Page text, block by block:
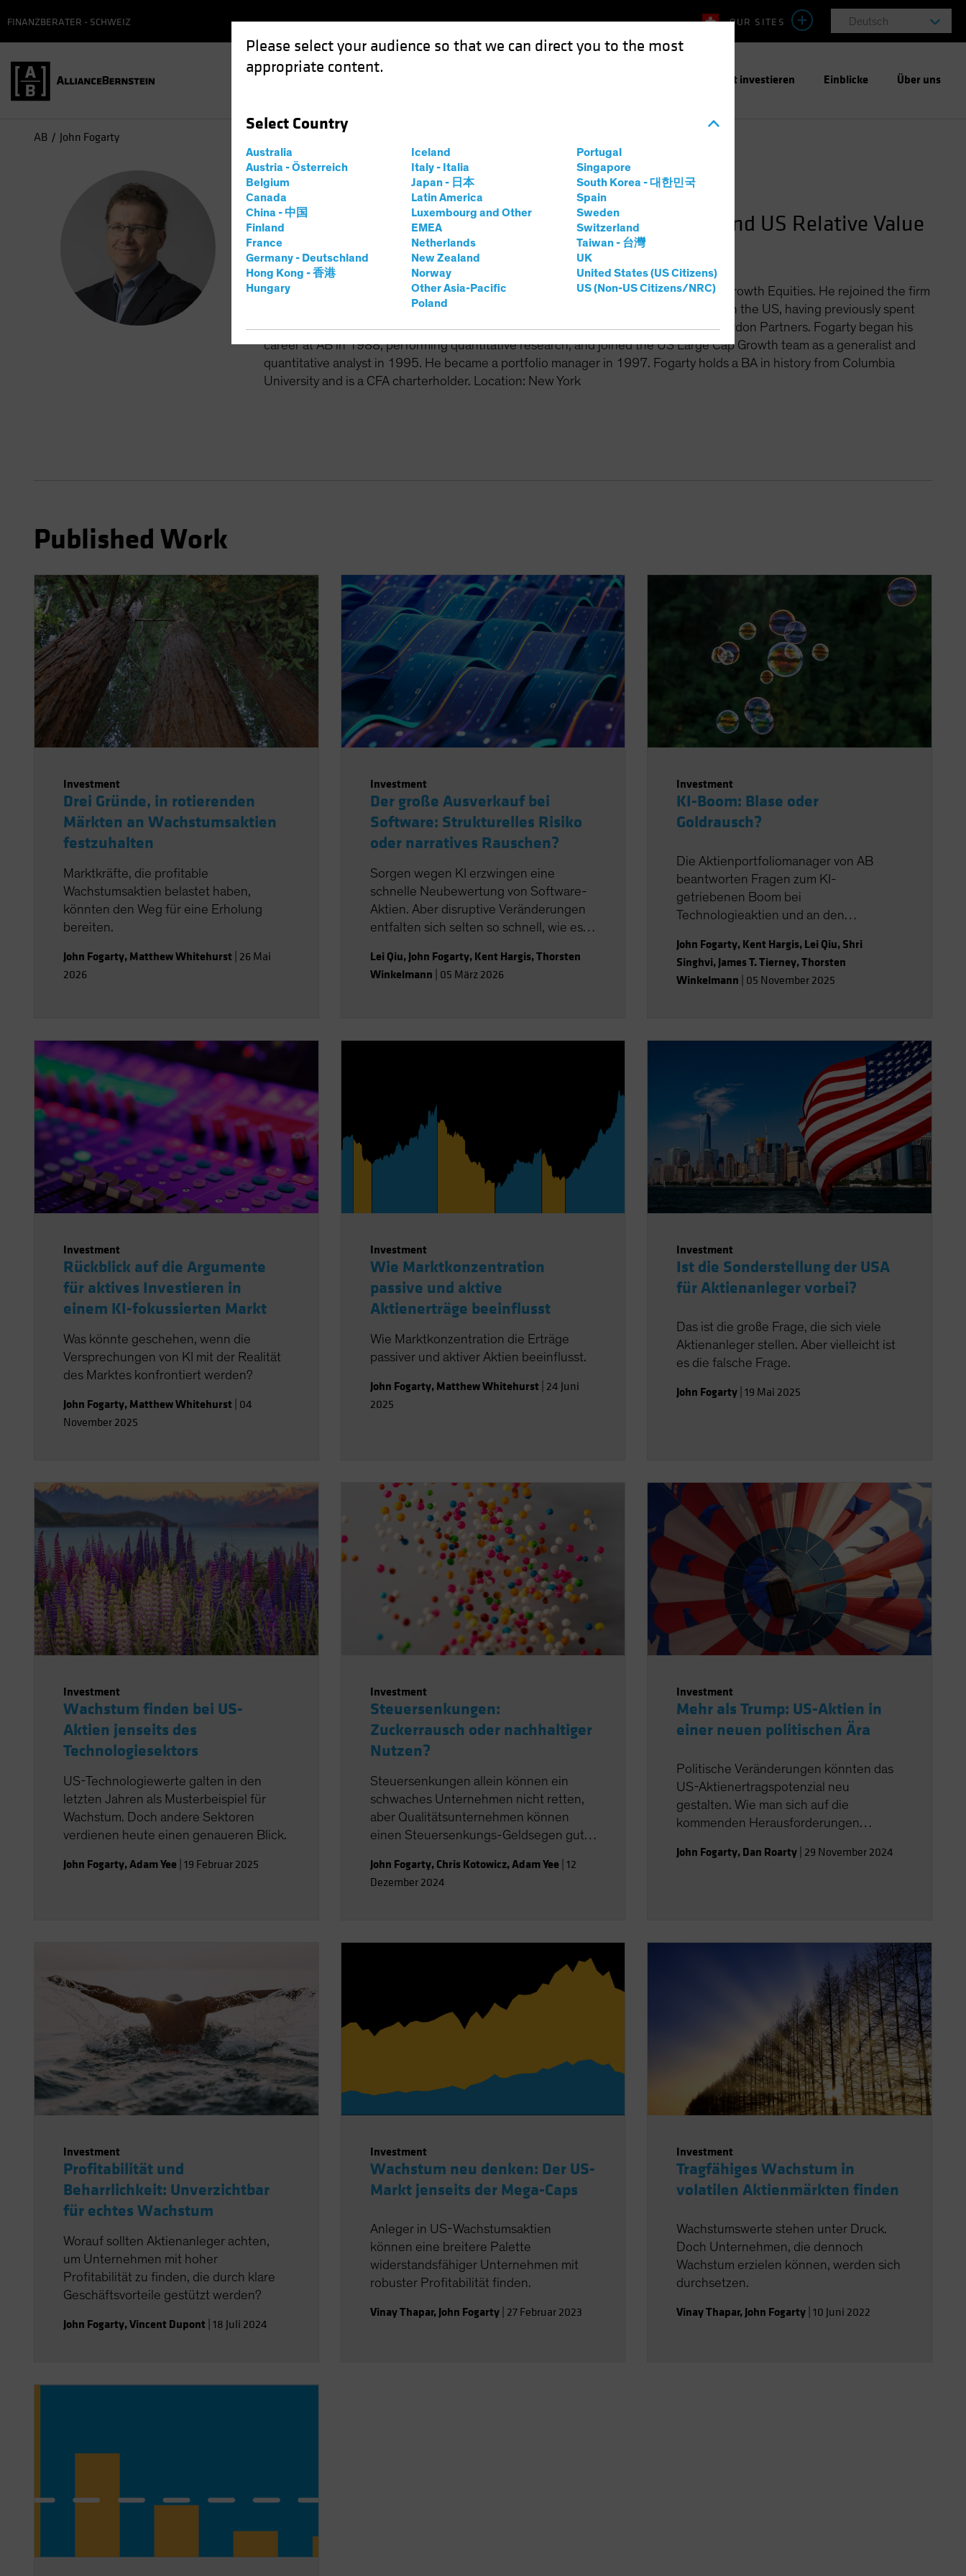
Please select your audience so that we can direct you to the most
appropriate content.
Select Country
Australia
Austria - Österreich
Belgium
Canada
China - 中国
Finland
France
Germany - Deutschland
Hong Kong - 香港
Hungary
Iceland
Italy - Italia
Japan - 日本
Latin America
Luxembourg and Other
EMEA
Netherlands
New Zealand
Norway
Other Asia-Pacific
Poland
Portugal
Singapore
South Korea - 대한민국
Spain
Sweden
Switzerland
Taiwan - 台灣
UK
United States (US Citizens)
US (Non-US Citizens/NRC)
Deutsch
OUR SITES
FINANZBERATER - SCHWEIZ
Verantwortungsbewusst investieren Einblicke Über uns
AB John Fogarty
John H. Fogarty, CFA
Co-Chief Investment Officer—US Growth Equities and US Relative Value
31 Jahre bei AB|38 Jahre Erfahrung
John H. Fogarty is a Senior Vice President and Co-Chief Investment Officer for US Growth Equities. He rejoined the firm
in 2006 as a fundamental research analyst covering consumer-discretionary stocks in the US, having previously spent
nearly three years as a hedge fund manager at Dialectic Capital Management and Vardon Partners. Fogarty began his
career at AB in 1988, performing quantitative research, and joined the US Large Cap Growth team as a generalist and
quantitative analyst in 1995. He became a portfolio manager in 1997. Fogarty holds a BA in history from Columbia
University and is a CFA charterholder. Location: New York
Published Work
Investment
Drei Gründe, in rotierenden
Märkten an Wachstumsaktien
festzuhalten
Marktkräfte, die profitable
Wachstumsaktien belastet haben,
könnten den Weg für eine Erholung
bereiten.
John Fogarty, Matthew Whitehurst 26 Mai
2026
Investment
Der große Ausverkauf bei
Software: Strukturelles Risiko
oder narratives Rauschen?
Sorgen wegen KI erzwingen eine
schnelle Neubewertung von Software-
Aktien. Aber disruptive Veränderungen
entfalten sich selten so schnell, wie es
Lei Qiu, John Fogarty, Kent Hargis,Thorsten
Winkelmann 05 März 2026
Investment
KI-Boom: Blase oder
Goldrausch?
Die Aktienportfoliomanager von AB
beantworten Fragen zum KI-
getriebenen Boom bei
Technologieaktien und an den
John Fogarty, Kent Hargis, Lei Qiu, Shri
Singhvi, James T. Tierney,Thorsten
Winkelmann 05 November 2025
Investment
Rückblick auf die Argumente
für aktives Investieren in
einem KI-fokussierten Markt
Was könnte geschehen, wenn die
Versprechungen von KI mit der Realität
des Marktes konfrontiert werden?
John Fogarty, Matthew Whitehurst 04
November 2025
Investment
Wie Marktkonzentration
passive und aktive
Aktienerträge beeinflusst
Wie Marktkonzentration die Erträge
passiver und aktiver Aktien beeinflusst.
John Fogarty, Matthew Whitehurst| 24 Juni
2025
Investment
Ist die Sonderstellung der USA
für Aktienanleger vorbei?
Das ist die große Frage, die sich viele
Aktienanleger stellen. Aber vielleicht ist
es die falsche Frage.
John Fogarty 19 Mai 2025
Investment
Wachstum finden bei US-
Aktien jenseits des
Technologiesektors
US-Technologiewerte galten in den
letzten Jahren als Musterbeispiel für
Wachstum. Doch andere Sektoren
verdienen heute einen genaueren Blick.
John Fogarty,Adam Yee 19 Februar 2025
Investment
Steuersenkungen:
Zuckerrausch oder nachhaltiger
Nutzen?
Steuersenkungen allein können ein
schwaches Unternehmen nicht retten,
aber Qualitätsunternehmen können
einen Steuersenkungs-Geldsegen gut
John Fogarty, Chris Kotowicz,Adam Yee| 12
Dezember 2024
Investment
Mehr als Trump: US-Aktien in
einer neuen politischen Ära
Politische Veränderungen könnten das
US-Aktienertragspotenzial neu
gestalten. Wie man sich auf die
kommenden Herausforderungen
John Fogarty, Dan Roarty 29 November 2024
Investment
Profitabilität und
Beharrlichkeit: Unverzichtbar
für echtes Wachstum
Worauf sollten Aktienanleger achten,
um Unternehmen mit hoher
Profitabilität zu finden, die durch klare
Geschäftsvorteile gestützt werden?
John Fogarty,Vincent Dupont 18 Juli 2024
Investment
Wachstum neu denken: Der US-
Markt jenseits der Mega-Caps
Anleger in US-Wachstumsaktien
können eine breitere Palette
widerstandsfähiger Unternehmen mit
robuster Profitabilität finden.
Vinay Thapar, John Fogarty| 27 Februar 2023
Investment
Tragfähiges Wachstum in
volatilen Aktienmärkten finden
Wachstumswerte stehen unter Druck.
Doch Unternehmen, die dennoch
Wachstum erzielen können, werden sich
durchsetzen.
Vinay Thapar, John Fogarty 10 Juni 2022